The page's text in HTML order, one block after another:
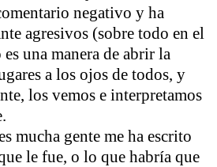
negativo y ha
agresivos (sobre todo en el
una manera de abrir la
a los ojos de todos, y
los vemos e interpretamos
mucha gente me ha escrito
le fue, o lo que habría que